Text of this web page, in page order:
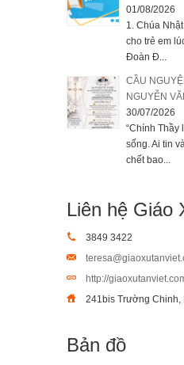
01/08/2026
1. Chúa
cho trẻ em
Đoàn Đ...
CẦU
NGUYỄN
30/07/2026
“Chính Thầy
sống. Ai tin
chết bao...
Liên hệ Giáo
3849 3422
http://
241bis Trường Chinh,
Bản đồ